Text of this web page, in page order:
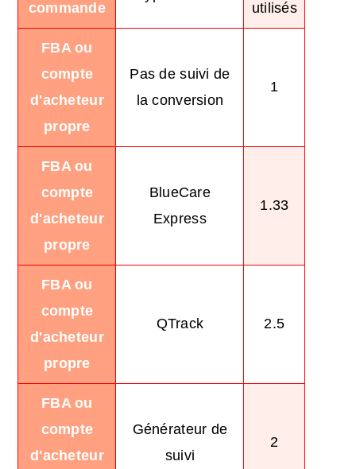
commande
utilisés
FBA ou
compte
d'acheteur
propre
Pas de suivi de
la conversion
1
FBA ou
compte
d'acheteur
propre
BlueCare
Express
1.33
FBA ou
compte
d'acheteur
propre
QTrack 2.5
FBA ou
compte
d'acheteur
Générateur de
suivi
2